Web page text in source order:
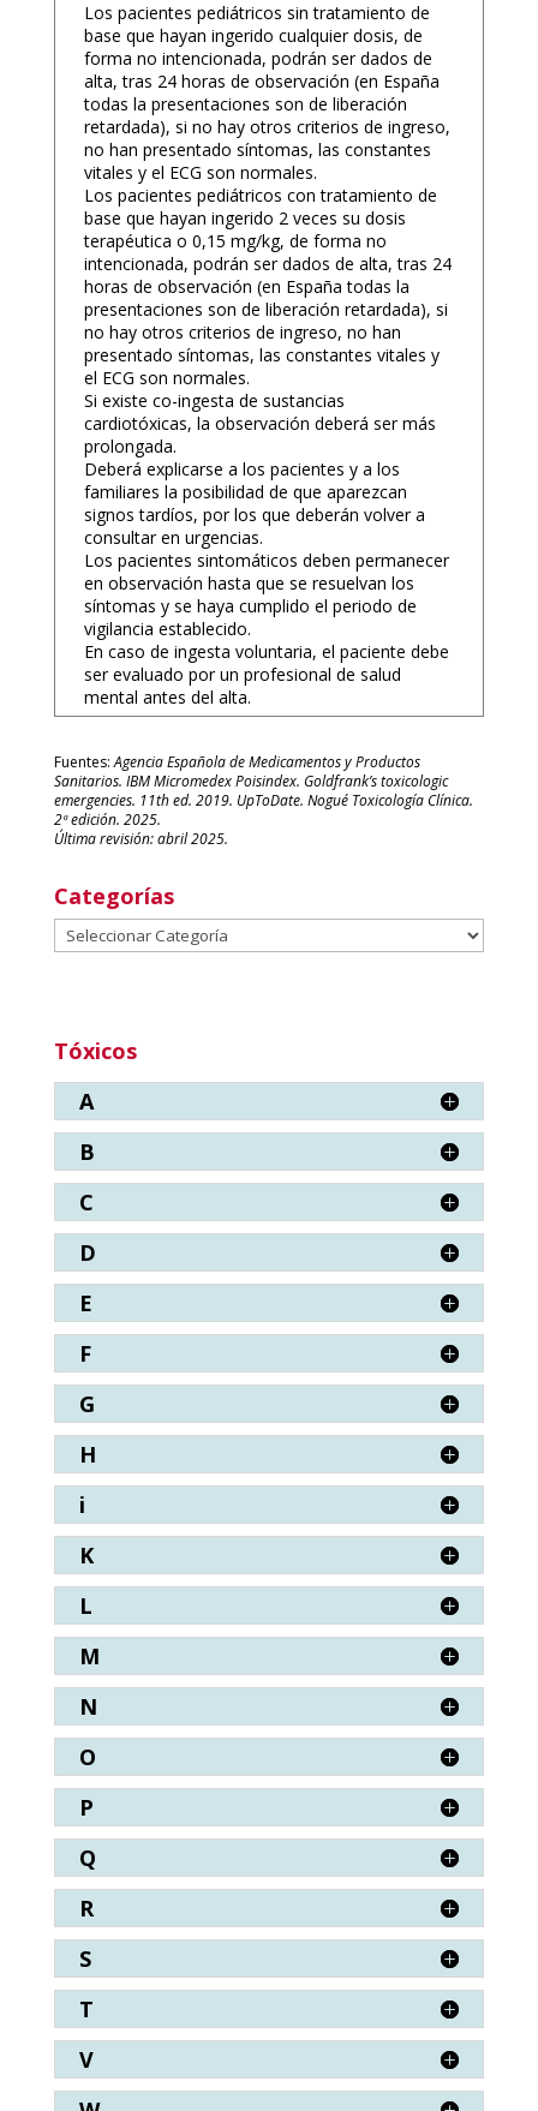
Los pacientes pediátricos sin tratamiento de
base que hayan ingerido cualquier dosis, de
forma no intencionada, podrán ser dados de
alta, tras 24 horas de observación (en España
todas la presentaciones son de liberación
retardada), si no hay otros criterios de ingreso,
no han presentado síntomas, las constantes
vitales y el ECG son normales.
Los pacientes pediátricos con tratamiento de
base que hayan ingerido 2 veces su dosis
terapéutica o 0,15 mg/kg, de forma no
intencionada, podrán ser dados de alta, tras 24
horas de observación (en España todas la
presentaciones son de liberación retardada), si
no hay otros criterios de ingreso, no han
presentado síntomas, las constantes vitales y
el ECG son normales.
Si existe co-ingesta de sustancias
cardiotóxicas, la observación deberá ser más
prolongada.
Deberá explicarse a los pacientes y a los
familiares la posibilidad de que aparezcan
signos tardíos, por los que deberán volver a
consultar en urgencias.
Los pacientes sintomáticos deben permanecer
en observación hasta que se resuelvan los
síntomas y se haya cumplido el periodo de
vigilancia establecido.
En caso de ingesta voluntaria, el paciente debe
ser evaluado por un profesional de salud
mental antes del alta.
Fuentes:Agencia Española de Medicamentos y Productos
Sanitarios. IBM Micromedex Poisindex. Goldfrank’s toxicologic
emergencies. 11th ed. 2019. UpToDate. Nogué Toxicología Clínica.
2ª edición. 2025.
Última revisión: abril 2025.
Categorías
Categorías
Tóxicos
A
B
C
D
E
F
G
H
i
K
L
M
N
O
P
Q
R
S
T
V